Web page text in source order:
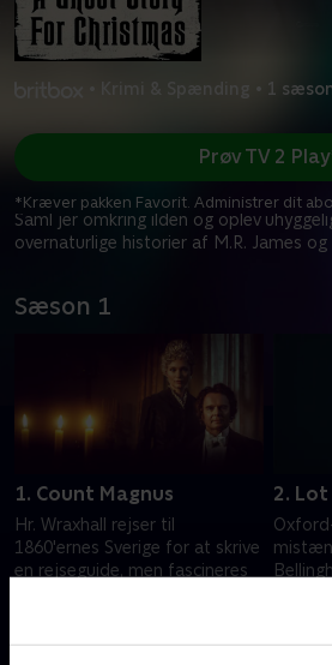
Krimi & Spænding • 1
Saml jer omkring ilden og oplev
overnaturlige historier af M.R. James og
Prøv TV 2
*Kræver pakken Favorit. Administrer dit
Sæson 1
1. Count Magnus
Hr. Wraxhall rejser til
1860'ernes Sverige for at skrive
en rejseguide, men fascineres
2. Lot
24.